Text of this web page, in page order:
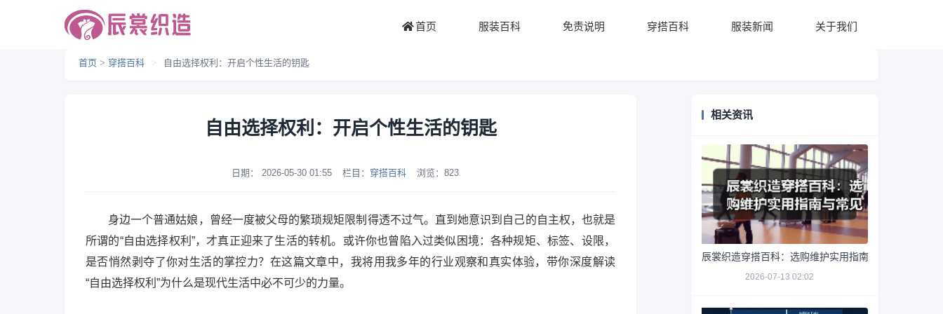
首页 服装百科 免责说明 穿搭百科 服装新闻 关于我们
首页 > 穿搭百科 > 自由选择权利：开启个性生活的钥匙
自由选择权利：开启个性生活的钥匙
日期： 2026-05-30 01:55 栏目： 穿搭百科 浏览： 823
身边一个普通姑娘，曾经一度被父母的繁琐规矩限制得透不过气。直到她意识到自己的自主权，也就是
所谓的“自由选择权利”，才真正迎来了生活的转机。或许你也曾陷入过类似困境：各种规矩、标签、设限，
是否悄然剥夺了你对生活的掌控力？在这篇文章中，我将用我多年的行业观察和真实体验，带你深度解读
“自由选择权利”为什么是现代生活中必不可少的力量。
相关资讯
辰裳织造穿搭百科：选购维护实用指南与常见问题解析
2026-07-13 02:02